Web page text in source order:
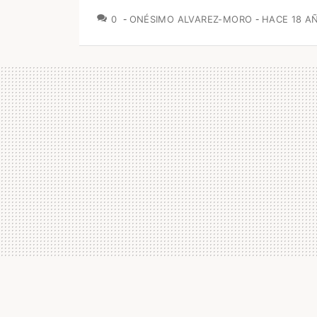
0 COMENTARIOS
ONÉSIMO ALVAREZ-MORO HACE 18